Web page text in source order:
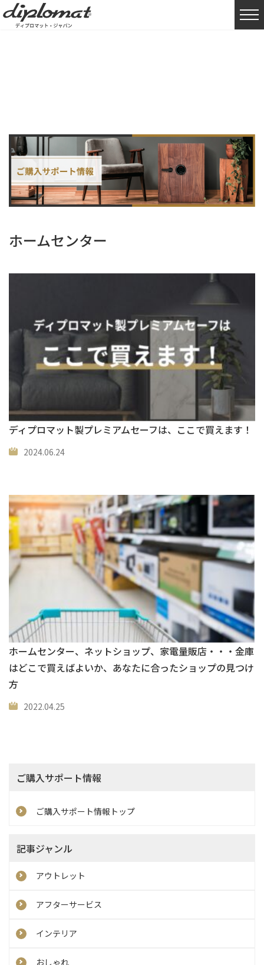
HOME 購入サポート情報
ホームセンター
ディプロマット製プレミアムセーフは、ここで買えます！
2024.06.24
ホームセンター、ネットショップ、家電量販店・・・金庫
はどこで買えばよいか、あなたに合ったショップの見つけ
方
2022.04.25
ご購入サポート情報
ご購入サポート情報トップ
記事ジャンル
アウトレット
アフターサービス
インテリア
おしゃれ